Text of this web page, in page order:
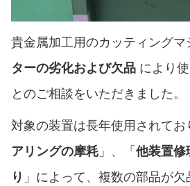
貴金属加工用のカッティングマ
ターの劣化および欠品 により
とのご相談をいただきました。
対象の装置は長年使用されてお
アリングの摩耗 」、「他装置修
り 」によって、複数の部品が欠